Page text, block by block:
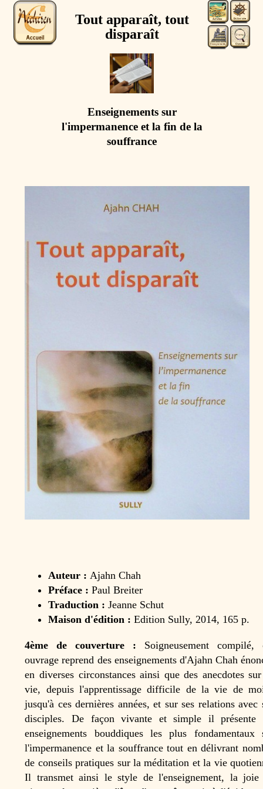
Tout apparaît, tout
disparaît
Enseignements sur
l'impermanence et la fin de la
souffrance
Auteur :Ajahn Chah
Préface :Paul Breiter
Traduction :Jeanne Schut
Maison d'édition :Edition Sully, 2014, 165 p.
4ème de couverture : Soigneusement compilé,
ouvrage reprend des enseignements d'Ajahn Chah
en diverses circonstances ainsi que des anecdotes
vie, depuis l'apprentissage difficile de la vie de
jusqu'à ces dernières années, et sur ses relations avec
disciples. De façon vivante et simple il présente
enseignements bouddiques les plus fondamentaux
l'impermanence et la souffrance tout en délivrant
de conseils pratiques sur la méditation et la vie
Il transmet ainsi le style de l'enseignement, la joie